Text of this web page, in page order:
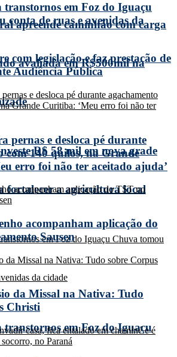
apreende caminhão com carga
avaliada em R$500mil na
R$ 58 mil em nova grade
fortalecer a agricultura local
transtornos em Foz do Iguaçu
transtornos em Foz do Iguaçu
conta de ruas e avenidas da
com legislação e faz prestação de
Audiência Pública
pernas e desloca pé durante
com 140 quilos, na Grande
erro foi não ter aceitado ajuda’
acompanham aplicação do
Sausen
da Missal na Nativa: Tudo
Christi